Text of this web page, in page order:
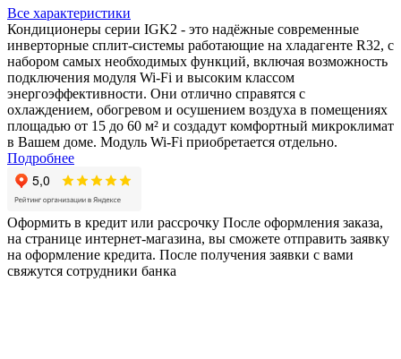
Все характеристики
Кондиционеры серии IGK2 - это надёжные современные
инверторные сплит-системы работающие на хладагенте R32, с
набором самых необходимых функций, включая возможность
подключения модуля Wi-Fi и высоким классом
энергоэффективности. Они отлично справятся с
охлаждением, обогревом и осушением воздуха в помещениях
площадью от 15 до 60 м² и создадут комфортный микроклимат
в Вашем доме. Модуль Wi-Fi приобретается отдельно.
Подробнее
Оформить в кредит или рассрочку После оформления заказа,
на странице интернет-магазина, вы сможете отправить заявку
на оформление кредита. После получения заявки с вами
свяжутся сотрудники банка